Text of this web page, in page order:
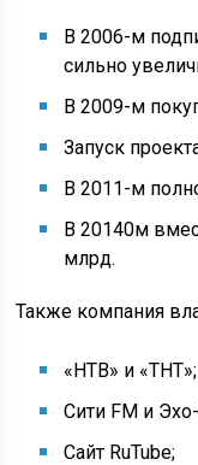
В 2006-м
сильно
В 2009-м
Запуск
В 2011-м
В 20140м
млрд.
Также компания
«НТВ» и «ТНТ»;
Сити FM и
Сайт RuTube;